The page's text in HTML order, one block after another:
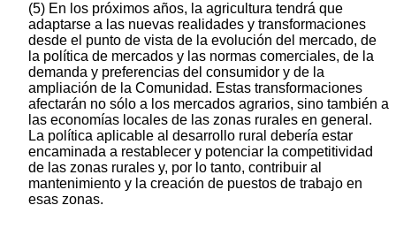
(5) En los próximos años, la agricultura tendrá que
adaptarse a las nuevas realidades y transformaciones
desde el punto de vista de la evolución del mercado, de
la política de mercados y las normas comerciales, de la
demanda y preferencias del consumidor y de la
ampliación de la Comunidad. Estas transformaciones
afectarán no sólo a los mercados agrarios, sino también a
las economías locales de las zonas rurales en general.
La política aplicable al desarrollo rural debería estar
encaminada a restablecer y potenciar la competitividad
de las zonas rurales y, por lo tanto, contribuir al
mantenimiento y la creación de puestos de trabajo en
esas zonas.